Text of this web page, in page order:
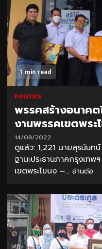
1 min read
POLITICS
พรรคสร้างอนาค
งานพรรคเขตพระ
14/08/2022
ดูแล้ว: 1,221 นายสุรนันท
ฐานะประธานภาคกรุงเทพ
เขตพระโขนง –... อ่านต่อ